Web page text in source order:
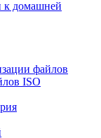
к домашней
файлов
ISO